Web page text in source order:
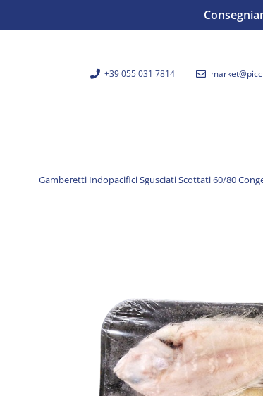
+39 055 031 7814
Gamberetti Indopacifici Sgusciati Scottati 60/80